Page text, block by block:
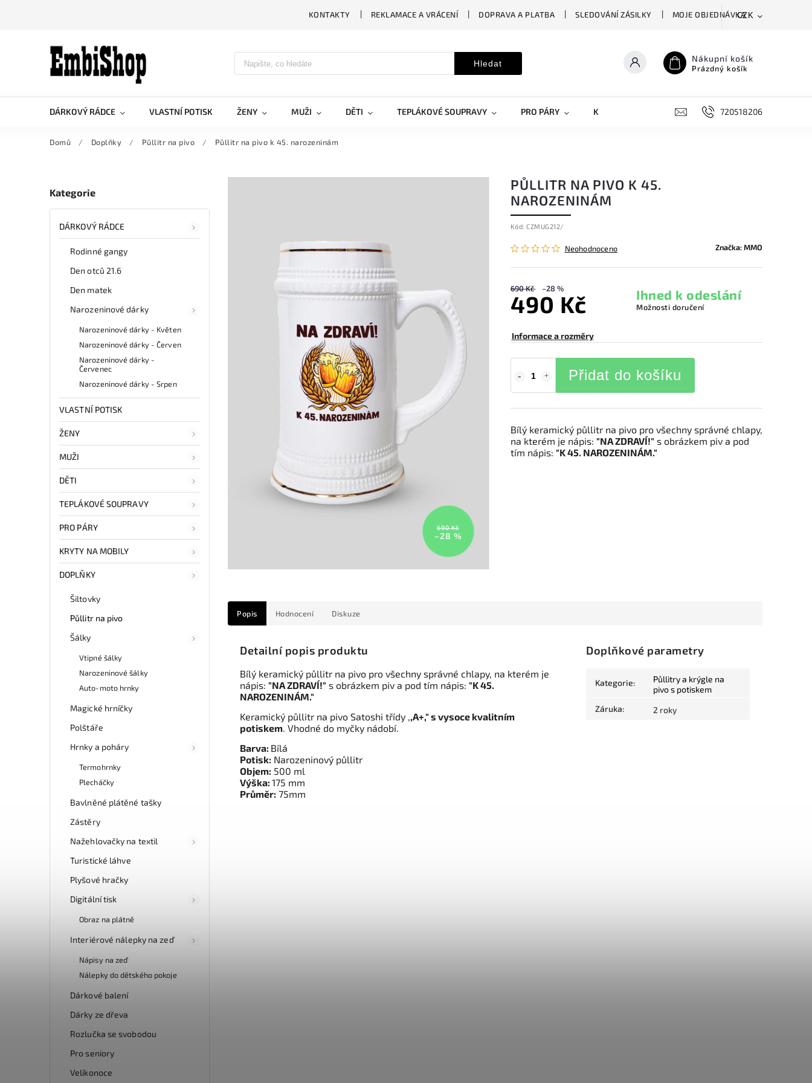
KONTAKTY REKLAMACE A VRÁCENÍ DOPRAVA A PLATBA SLEDOVÁNÍ ZÁSILKY MOJE OBJEDNÁVKACZK
Hledat Nákupní košík
Prázdný košík
DÁRKOVÝ RÁDCE VLASTNÍ POTISK ŽENY MUŽI DĚTI TEPLÁKOVÉ SOUPRAVY PRO PÁRY KRYTY NA MOBILY DOPLŇKY720518206
Domů / Doplňky / Půllitr na pivo / Půllitr na pivo k 45. narozeninám
Kategorie
DÁRKOVÝ RÁDCE
Rodinné gangy
Den otců 21.6
Den matek
Narozeninové dárky
Narozeninové dárky - Květen
Narozeninové dárky - Červen
Narozeninové dárky -
Červenec
Narozeninové dárky - Srpen
VLASTNÍ POTISK
ŽENY
MUŽI
DĚTI
TEPLÁKOVÉ SOUPRAVY
PRO PÁRY
KRYTY NA MOBILY
DOPLŇKY
Šiltovky
Půllitr na pivo
Šálky
Vtipné šálky
Narozeninové šálky
Auto-moto hrnky
Magické hrníčky
Polštáře
Hrnky a poháry
Termohrnky
Plecháčky
Bavlněné plátěné tašky
Zástěry
Nažehlovačky na textil
Turistické láhve
Plyšové hračky
Digitální tisk
Obraz na plátně
Interiérové nálepky na zeď
Nápisy na zeď
Nálepky do dětského pokoje
Dárkové balení
Dárky ze dřeva
Rozlučka se svobodou
Pro seniory
Velikonoce
690 Kč
–28 %
PŮLLITR NA PIVO K 45.
NAROZENINÁM
Kód: CZMUG212/
Neohodnoceno Značka:MMO
690 Kč –28 %
490 Kč Ihned k odeslání
Možnosti doručení
Informace a rozměry
Přidat do košíku
Bílý keramický půllitr na pivo pro všechny správné chlapy,
na kterém je nápis: "NA ZDRAVÍ!"s obrázkem piv a pod
tím nápis: "K 45. NAROZENINÁM."
Popis Hodnocení Diskuze
Detailní popis produktu
Bílý keramický půllitr na pivo pro všechny správné chlapy, na kterém je
nápis: "NA ZDRAVÍ!" s obrázkem piv a pod tím nápis: "K 45.
NAROZENINÁM."
Keramický půllitr na pivo Satoshi třídy ,,A+," s vysoce kvalitním
potiskem. Vhodné do myčky nádobí.
Barva: Bílá
Potisk: Narozeninový půllitr
Objem: 500 ml
Výška: 175 mm
Průměr: 75mm
Doplňkové parametry
Kategorie:
Půllitry a krýgle na
pivo s potiskem
Záruka: 2 roky